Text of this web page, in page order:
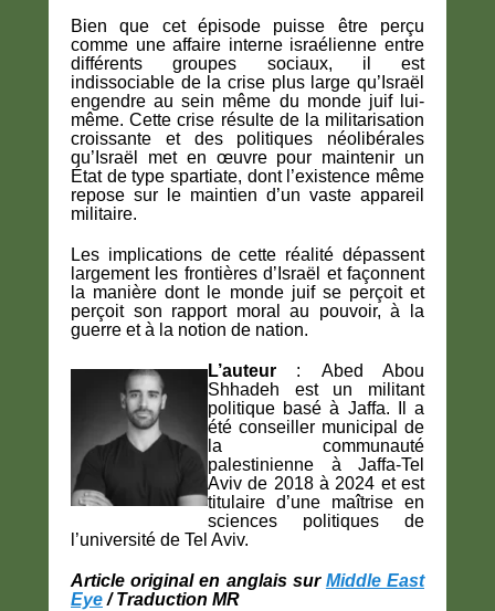
Bien que cet épisode puisse être perçu
comme une affaire interne israélienne entre
différents groupes sociaux, il est
indissociable de la crise plus large qu’Israël
engendre au sein même du monde juif lui-
même. Cette crise résulte de la militarisation
croissante et des politiques néolibérales
qu’Israël met en œuvre pour maintenir un
État de type spartiate, dont l’existence même
repose sur le maintien d’un vaste appareil
militaire.
Les implications de cette réalité dépassent
largement les frontières d’Israël et façonnent
la manière dont le monde juif se perçoit et
perçoit son rapport moral au pouvoir, à la
guerre et à la notion de nation.
L’auteur : Abed Abou
Shhadeh est un militant
politique basé à Jaffa. Il a
été conseiller municipal de
la communauté
palestinienne à Jaffa-Tel
Aviv de 2018 à 2024 et est
titulaire d’une maîtrise en
sciences politiques de
l’université de Tel Aviv.
Article original en anglais sur Middle East
Eye/ Traduction MR